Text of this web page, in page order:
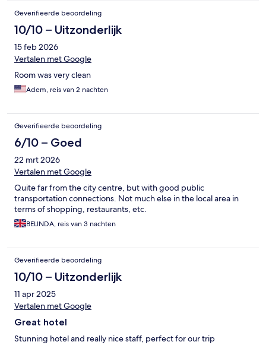
Geverifieerde beoordeling
10/10 – Uitzonderlijk
15 feb 2026
Vertalen met Google
Room was very clean
Adem, reis van 2 nachten
Geverifieerde beoordeling
6/10 – Goed
22 mrt 2026
Vertalen met Google
Quite far from the city centre, but with good public
transportation connections. Not much else in the local area in
terms of shopping, restaurants, etc.
BELINDA, reis van 3 nachten
Geverifieerde beoordeling
10/10 – Uitzonderlijk
11 apr 2025
Vertalen met Google
Great hotel
Stunning hotel and really nice staff, perfect for our trip